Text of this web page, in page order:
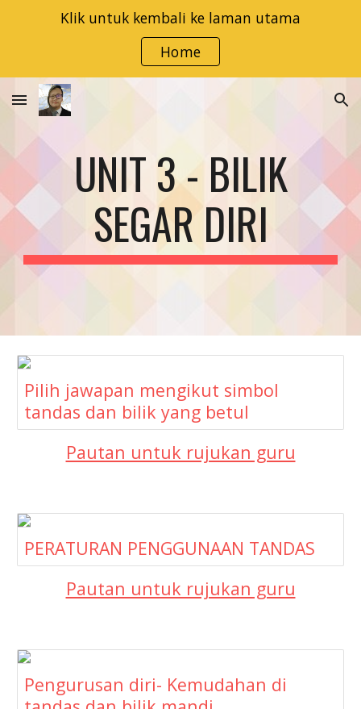
Klik untuk kembali ke laman utama
Home
UNIT 3 - BILIK
SEGAR DIRI
Pilih jawapan mengikut simbol
tandas dan bilik yang betul
Pautan untuk rujukan guru
PERATURAN PENGGUNAAN TANDAS
Pautan untuk rujukan guru
Pengurusan diri- Kemudahan di